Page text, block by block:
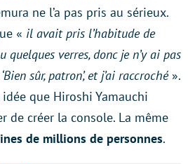
ne l’a pas pris au sérieux.
« il avait pris l’habitude de
quelques verres, donc je n’y ai pas
sûr, patron’, et j’ai raccroché ».
que Hiroshi Yamauchi
de créer la console. La même
de millions de personnes.